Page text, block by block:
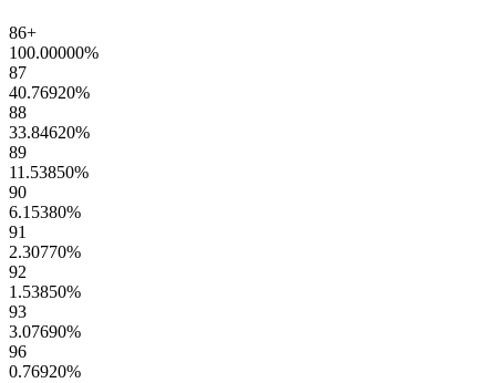
86+
100.00000%
87
40.76920%
88
33.84620%
89
11.53850%
90
6.15380%
91
2.30770%
92
1.53850%
93
3.07690%
96
0.76920%